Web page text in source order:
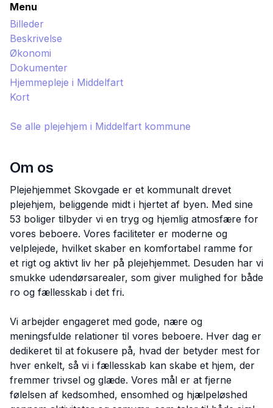
Menu
Billeder
Beskrivelse
Økonomi
Dokumenter
Hjemmepleje i Middelfart
Kort
Se alle plejehjem i Middelfart kommune
Om os
Plejehjemmet Skovgade er et kommunalt drevet
plejehjem, beliggende midt i hjertet af byen. Med sine
53 boliger tilbyder vi en tryg og hjemlig atmosfære for
vores beboere. Vores faciliteter er moderne og
velplejede, hvilket skaber en komfortabel ramme for
et rigt og aktivt liv her på plejehjemmet. Desuden har vi
smukke udendørsarealer, som giver mulighed for både
ro og fællesskab i det fri.
Vi arbejder engageret med gode, nære og
meningsfulde relationer til vores beboere. Hver dag er
dedikeret til at fokusere på, hvad der betyder mest for
hver enkelt, så vi i fællesskab kan skabe et hjem, der
fremmer trivsel og glæde. Vores mål er at fjerne
følelsen af kedsomhed, ensomhed og hjælpeløshed